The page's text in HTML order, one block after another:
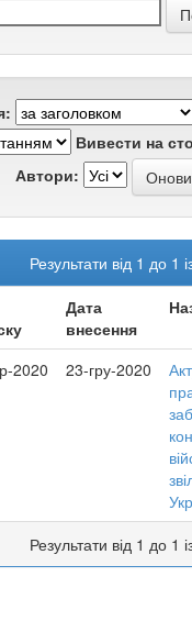
Вивести на
Автори:
Результати від 1 до 1
Дата
внесення
2020 23-гру-2020
Результати від 1 до 1